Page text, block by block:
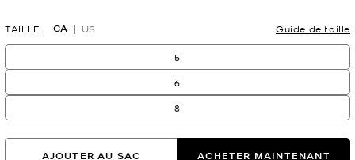
TAILLE CA US Guide de taille
5
6
8
AJOUTER AU SAC ACHETER MAINTENANT